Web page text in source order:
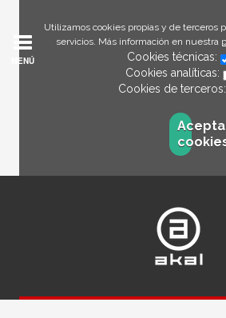
Utilizamos cookies propias y de terceros
servicios. Más información en nuestra
Cookies técnicas:
Cookies analíticas:
Cookies de terceros:
MENÚ